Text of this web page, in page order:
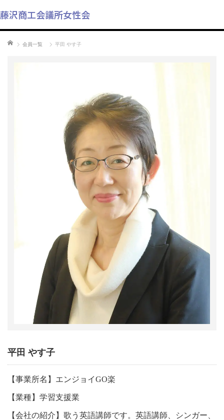
藤沢商工会議所女性会
ホーム 会員一覧 平田 やす子
平田 やす子
【事業所名】エンジョイGO楽
【業種】学習支援業
【会社の紹介】歌う英語講師です。英語講師、シンガー、